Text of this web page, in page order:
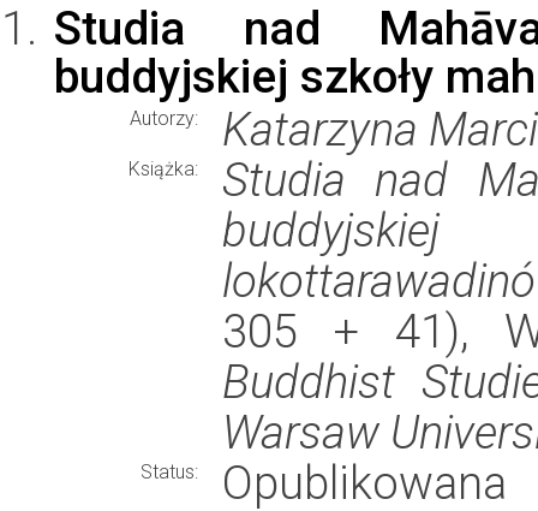
Studia nad
buddyjskiej szkoły
Autorzy: Katarzyna
Książka:
Studia nad
buddyjskiej
305 + 41),
Buddhist
Warsaw
Status: Opublikowana